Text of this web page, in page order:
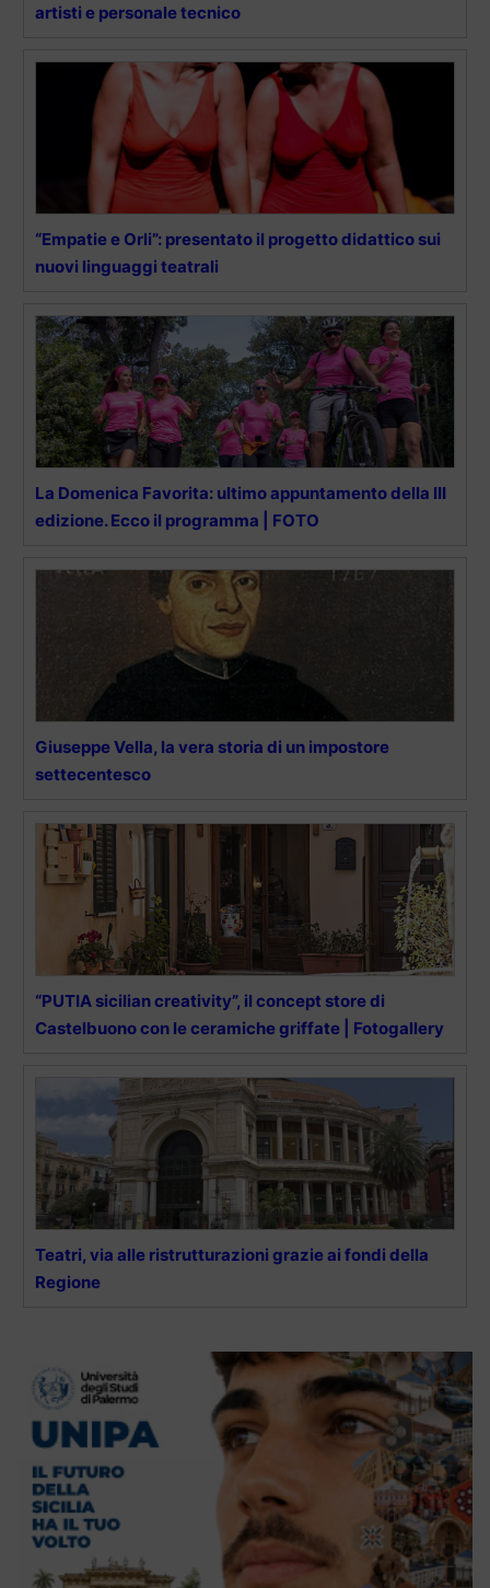
artisti e personale tecnico
“Empatie e Orli”: presentato il progetto didattico sui
nuovi linguaggi teatrali
La Domenica Favorita: ultimo appuntamento della III
edizione. Ecco il programma | FOTO
Giuseppe Vella, la vera storia di un impostore
settecentesco
“PUTIA sicilian creativity”, il concept store di
Castelbuono con le ceramiche griffate | Fotogallery
Teatri, via alle ristrutturazioni grazie ai fondi della
Regione